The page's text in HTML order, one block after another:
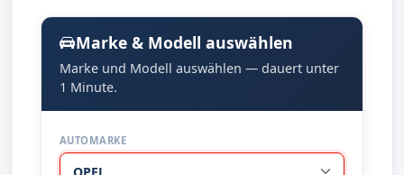
Marke & Modell auswählen
Marke und Modell auswählen — dauert unter
1 Minute.
AUTOMARKE